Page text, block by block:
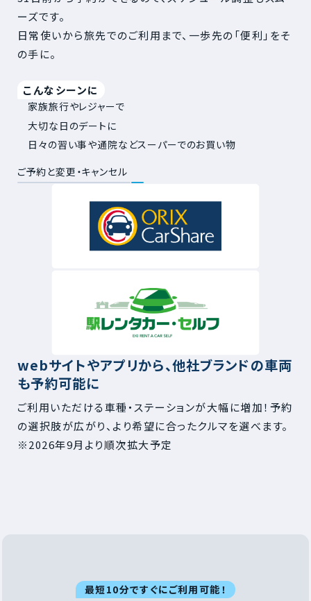
ーズです。
日常使いから旅先でのご利用まで、一歩先の「便利」をそ
の手に。
こんなシーンに
家族旅行やレジャーで
大切な日のデートに
日々の習い事や通院などスーパーでのお買い物
ご予約と変更・キャンセル
webサイトやアプリから、他社ブランドの車両
も予約可能に
ご利用いただける車種・ステーションが大幅に増加！予約
の選択肢が広がり、より希望に合ったクルマを選べます。
※2026年9月より順次拡大予定
最短10分ですぐにご利用可能！